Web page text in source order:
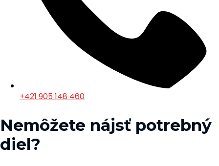
+421 905 148 460
Nemôžete nájsť potrebný
diel?